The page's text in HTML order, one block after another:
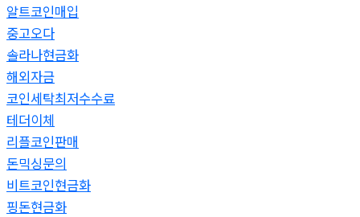
알트코인매입
중고오다
솔라나현금화
해외자금
코인세탁최저수수료
테더이체
리플코인판매
돈믹싱문의
비트코인현금화
핑돈현금화